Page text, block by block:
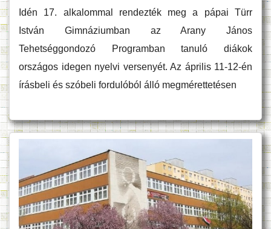
Idén 17. alkalommal rendezték meg a pápai Türr
István Gimnáziumban az Arany János
Tehetséggondozó Programban tanuló diákok
országos idegen nyelvi versenyét. Az április 11-12-én
írásbeli és szóbeli fordulóból álló megmérettetésen